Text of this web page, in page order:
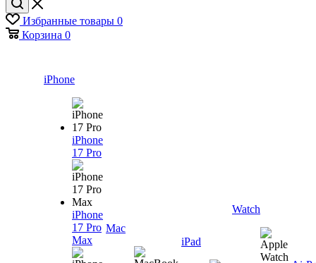
Избранные товары 0
Корзина 0
iPhone
iPhone
17 Pro
iPhone
17 Pro
Max
Mac
iPad
Watch